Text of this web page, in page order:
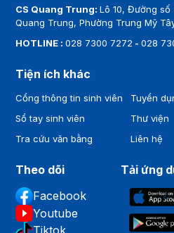
CS Quang Trung:Lô 10, Đường số
Quang Trung, Phường Trung Mỹ
HOTLINE :028 7300 7272 -028
Tiện ích khác
Cổng thông tin sinh viên
Sổ tay sinh viên
Tra cứu văn bằng
Tuyển
Thư viện
Liên hệ
Theo dõi
Facebook
Youtube
Tiktok
Tải ứng